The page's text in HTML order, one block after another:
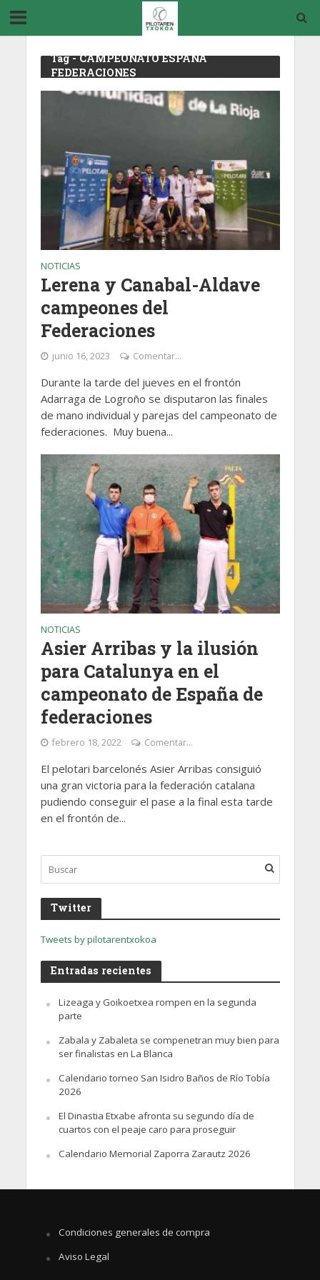
Tag - CAMPEONATO ESPAÑA
FEDERACIONES
NOTICIAS
Lerena y Canabal-Aldave
campeones del
Federaciones
junio 16, 2023 Comentar...
Durante la tarde del jueves en el frontón
Adarraga de Logroño se disputaron las finales
de mano individual y parejas del campeonato de
federaciones. Muy buena...
NOTICIAS
Asier Arribas y la ilusión
para Catalunya en el
campeonato de España de
federaciones
febrero 18, 2022 Comentar...
El pelotari barcelonés Asier Arribas consiguió
una gran victoria para la federación catalana
pudiendo conseguir el pase a la final esta tarde
en el frontón de...
Twitter
Tweets by pilotarentxokoa
Entradas recientes
Lizeaga y Goikoetxea rompen en la segunda
parte
Zabala y Zabaleta se compenetran muy bien para
ser finalistas en La Blanca
Calendario torneo San Isidro Baños de Río Tobía
2026
El Dinastia Etxabe afronta su segundo día de
cuartos con el peaje caro para proseguir
Calendario Memorial Zaporra Zarautz 2026
Condiciones generales de compra
Aviso Legal